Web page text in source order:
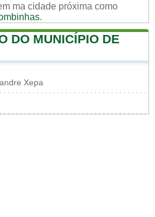
ma cidade próxima como
.
DO MUNICÍPIO DE
Xepa